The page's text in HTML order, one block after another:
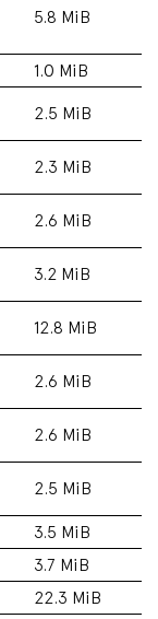
5.8 MiB
1.0 MiB
2.5 MiB
2.3 MiB
2.6 MiB
3.2 MiB
12.8 MiB
2.6 MiB
2.6 MiB
2.5 MiB
3.5 MiB
3.7 MiB
22.3 MiB